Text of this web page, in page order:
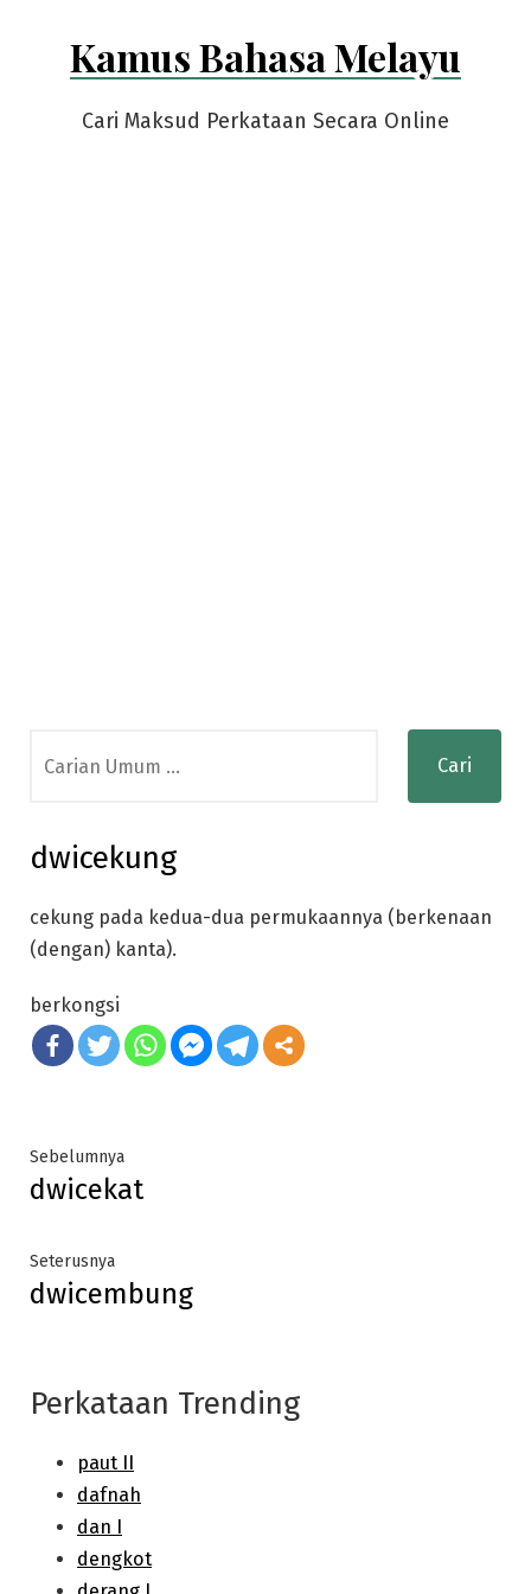
Kamus Bahasa Melayu
Cari Maksud Perkataan Secara Online
for:
dwicekung
cekung pada kedua-dua permukaannya (berkenaan
(dengan) kanta).
berkongsi
Post
navigation
SebelumnyaPrevious
post:
dwicekat
SeterusnyaNext
post:
dwicembung
Perkataan Trending